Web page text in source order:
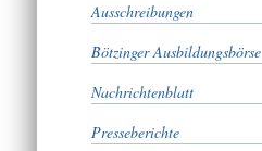
Ausschreibungen
Bötzinger Ausbildungsbörse
Nachrichtenblatt
Presseberichte